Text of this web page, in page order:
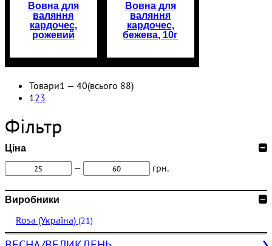
Вовна для
валяння
кардочес,
рожевий
Вовна для
валяння
кардочес,
бежева, 10г
Товари1 — 40(всього 88)
1 23
Фільтр
Ціна
— грн.
Виробники
Rosa (Україна) (21)